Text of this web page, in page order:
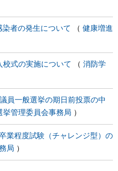
者の発生について
健康増進
式の実施について
消防学
員一般選挙の期日前投票の中
挙管理委員会事務局
業程度試験（チャレンジ型）の
局